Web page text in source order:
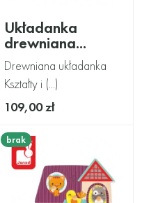
Układanka
drewniana...
Drewniana układanka
Kształty i (...)
109,00 zł
brak